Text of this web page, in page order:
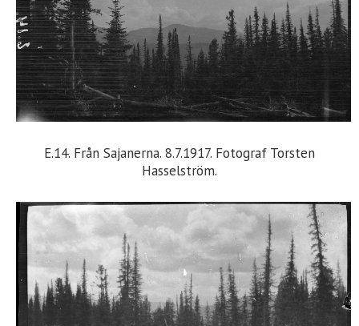
E.14. Från Sajanerna. 8.7.1917. Fotograf Torsten
Hasselström.